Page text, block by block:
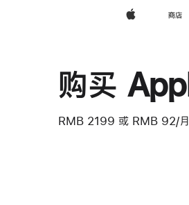
Apple 商店
购买
RMB 2199 或 RMB 92/